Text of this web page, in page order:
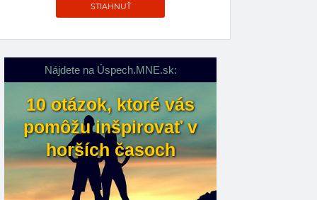
STIAHNUŤ